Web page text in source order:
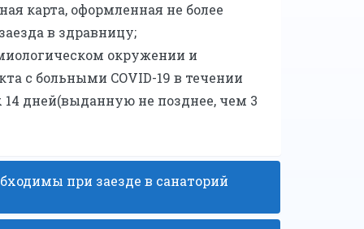
карта, оформленная не более
в здравницу;
окружении и
c больными COVID-19 в течении
дней(выданную не позднее, чем 3
при заезде в санаторий